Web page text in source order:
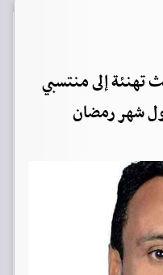
تهنئة إلى منتسبي